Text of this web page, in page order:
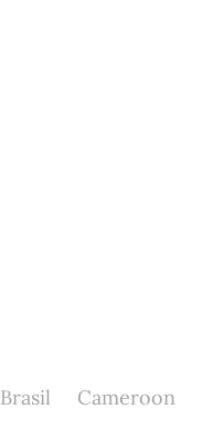
Brasil Cameroon